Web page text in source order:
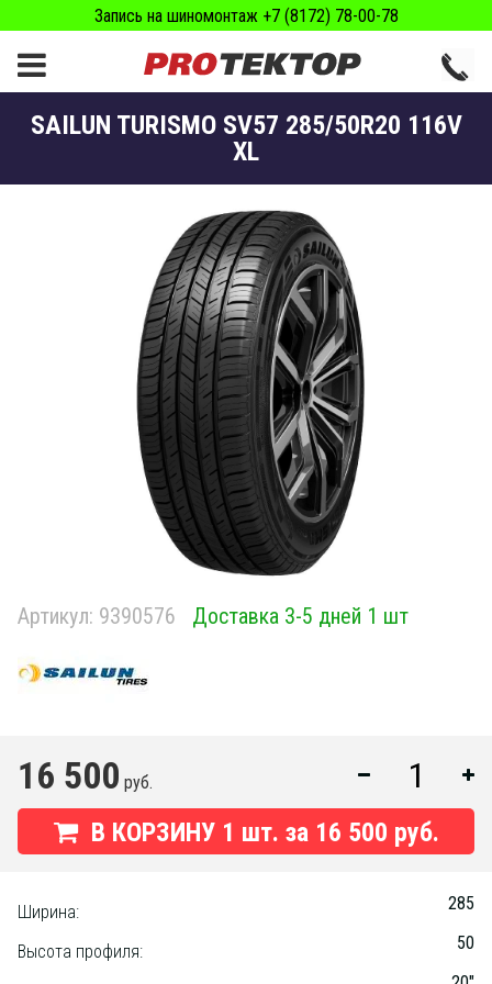
Запись на шиномонтаж +7 (8172) 78-00-78
SAILUN TURISMO SV57 285/50R20 116V
XL
Артикул: 9390576 Доставка 3-5 дней 1 шт
16 500 руб.
В КОРЗИНУ 1 шт. за 16 500 руб.
Ширина: 285
Высота профиля: 50